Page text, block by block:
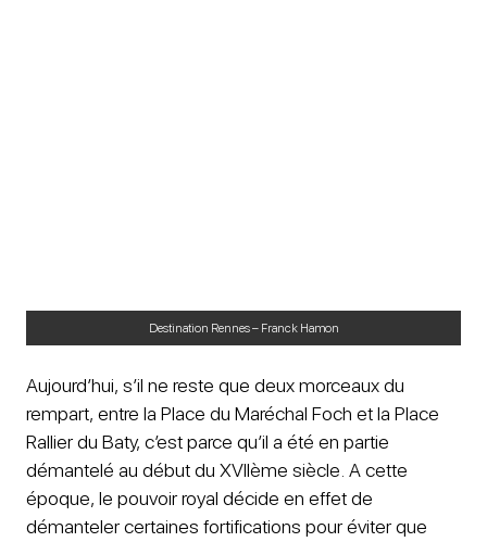
Destination Rennes – Franck Hamon
Aujourd’hui, s’il ne reste que deux morceaux du
rempart, entre la Place du Maréchal Foch et la Place
Rallier du Baty, c’est parce qu’il a été en partie
démantelé au début du XVIIème siècle. A cette
époque, le pouvoir royal décide en effet de
démanteler certaines fortifications pour éviter que